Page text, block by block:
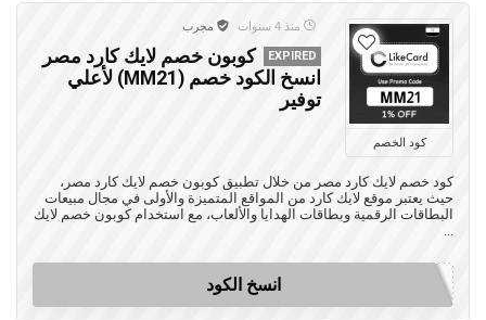
كود الخصم
منذ 4 سنوات مجرب
EXPIRED
كوبون خصم لايك كارد مصر
انسخ الكود خصم (MM21) لأعلي
توفير
كود خصم لايك كارد مصر من خلال تطبيق كوبون خصم لايك كارد مصر،
حيث يعتبر موقع لايك كارد من المواقع المتميزة والأولى في مجال مبيعات
البطاقات الرقمية وبطاقات الهدايا والألعاب، مع استخدام كوبون خصم لايك
...
انسخ الكود